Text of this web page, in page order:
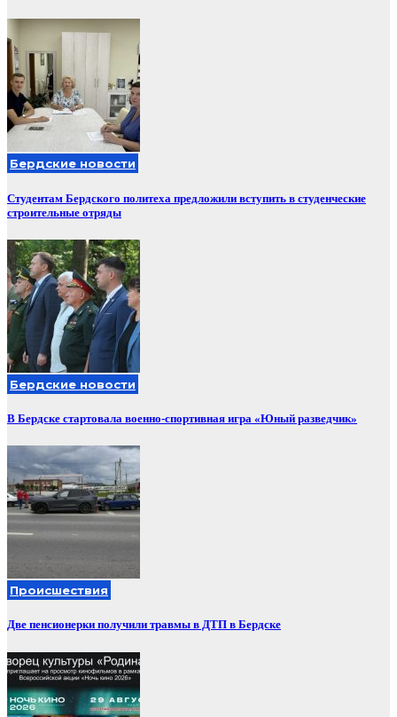
Бердские новости
Студентам Бердского политеха предложили вступить в студенческие
строительные отряды
Бердские новости
В Бердске стартовала военно-спортивная игра «Юный разведчик»
Происшествия
Две пенсионерки получили травмы в ДТП в Бердске